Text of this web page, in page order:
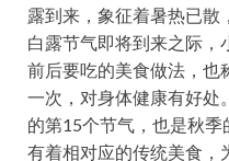
露到来，象征着暑热已散
白露节气即将到来之际，
前后要吃的美食做法，也
一次，对身体健康有好处
的第15个节气，也是秋
有着相对应的传统美食，